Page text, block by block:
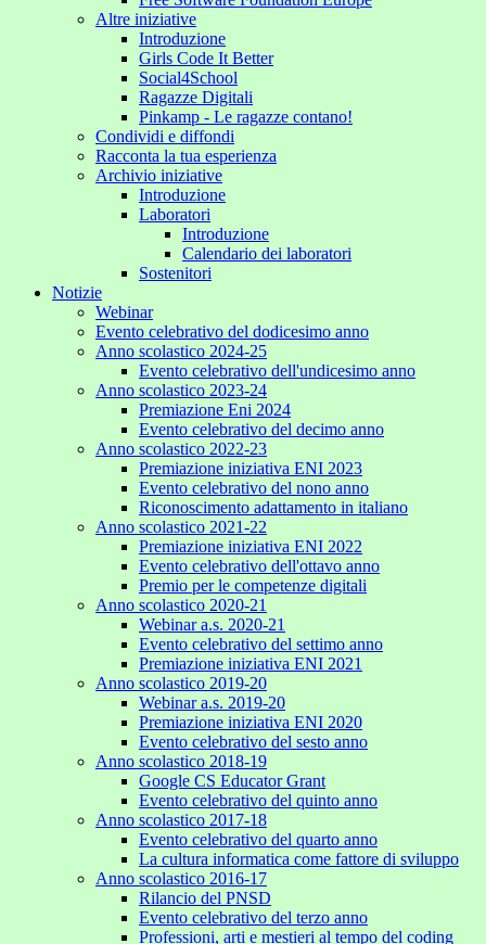
Altre iniziative
Introduzione
Girls Code It Better
Social4School
Ragazze Digitali
Pinkamp - Le ragazze contano!
Condividi e diffondi
Racconta la tua esperienza
Archivio iniziative
Introduzione
Laboratori
Introduzione
Calendario dei laboratori
Sostenitori
Notizie
Webinar
Evento celebrativo del dodicesimo anno
Anno scolastico 2024-25
Evento celebrativo dell'undicesimo anno
Anno scolastico 2023-24
Premiazione Eni 2024
Evento celebrativo del decimo anno
Anno scolastico 2022-23
Premiazione iniziativa ENI 2023
Evento celebrativo del nono anno
Riconoscimento adattamento in italiano
Anno scolastico 2021-22
Premiazione iniziativa ENI 2022
Evento celebrativo dell'ottavo anno
Premio per le competenze digitali
Anno scolastico 2020-21
Webinar a.s. 2020-21
Evento celebrativo del settimo anno
Premiazione iniziativa ENI 2021
Anno scolastico 2019-20
Webinar a.s. 2019-20
Premiazione iniziativa ENI 2020
Evento celebrativo del sesto anno
Anno scolastico 2018-19
Google CS Educator Grant
Evento celebrativo del quinto anno
Anno scolastico 2017-18
Evento celebrativo del quarto anno
La cultura informatica come fattore di sviluppo
Anno scolastico 2016-17
Rilancio del PNSD
Evento celebrativo del terzo anno
Professioni, arti e mestieri al tempo del coding